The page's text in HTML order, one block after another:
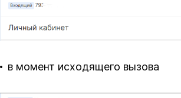
в момент исходящего вызова